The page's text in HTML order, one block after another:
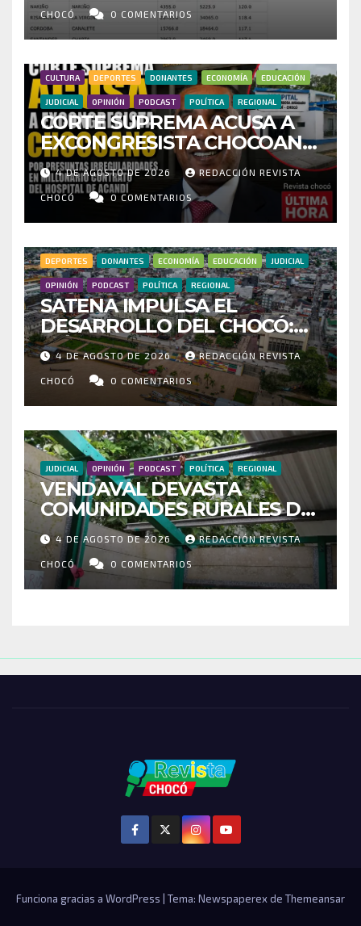
INVESTIGAR PRESUNTO
FRAUDE
CHOCÓ 0 COMENTARIOS
CULTURA DEPORTES DONANTES ECONOMÍA EDUCACIÓN
JUDICIAL OPINIÓN PODCAST POLÍTICA REGIONAL
CORTE SUPREMA ACUSA A
EXCONGRESISTA CHOCOANO
POR PRESUNTAS
IRREGULARIDADES EN
MILLONARIO CONTRATO DEL
HOSPITAL DE ACANDÍ
4 DE AGOSTO DE 2026 REDACCIÓN REVISTA
CHOCÓ 0 COMENTARIOS
DEPORTES DONANTES ECONOMÍA EDUCACIÓN JUDICIAL
OPINIÓN PODCAST POLÍTICA REGIONAL
SATENA IMPULSA EL
DESARROLLO DEL CHOCÓ:
MÁS DE 35 MIL PASAJEROS
MOVILIZADOS Y NUEVAS
RUTAS FORTALECEN LA
CONECTIVIDAD
4 DE AGOSTO DE 2026 REDACCIÓN REVISTA
CHOCÓ 0 COMENTARIOS
JUDICIAL OPINIÓN PODCAST POLÍTICA REGIONAL
VENDAVAL DEVASTA
COMUNIDADES RURALES DE
RIOSUCIO: ESCUELAS,
VIVIENDAS Y CEMENTERIO
ENTRE LOS AFECTADOS
4 DE AGOSTO DE 2026 REDACCIÓN REVISTA
CHOCÓ 0 COMENTARIOS
Funciona gracias a WordPress Tema: Newspaperex de Themeansar